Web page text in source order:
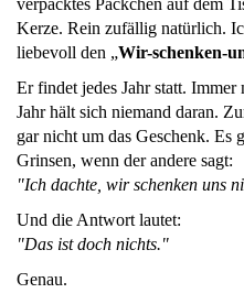
verpacktes Päckchen auf dem
Kerze. Rein zufällig natürlich.
liebevoll den „Wir-schenken-
Er findet jedes Jahr statt.
Jahr hält sich niemand daran.
gar nicht um das Geschenk. Es
Grinsen, wenn der andere sagt:
"Ich dachte, wir schenken uns
Und die Antwort lautet:
"Das ist doch nichts."
Genau.